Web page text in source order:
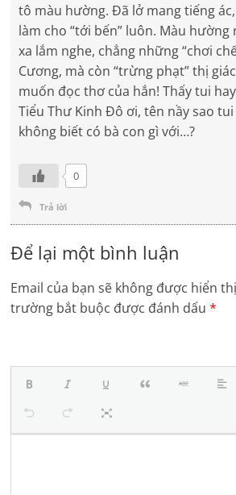
tô màu hường. Đã lở mang tiếng
làm cho “tới bến” luôn. Màu hường
xa lắm nghe, chẳng những “chơi
Cương, mà còn “trừng phạt” thị
muốn đọc thơ của hắn! Thấy tui
Tiểu Thư Kinh Đô ơi, tên nầy sao
không biết có bà con gì với…?
0
Trả lời
Để lại một bình luận
Email của bạn sẽ không được hiển
trường bắt buộc được đánh dấu*